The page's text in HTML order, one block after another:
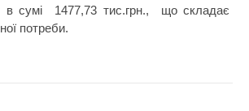
в сумі
1477,73 тис.грн.,
що складає
потреби.